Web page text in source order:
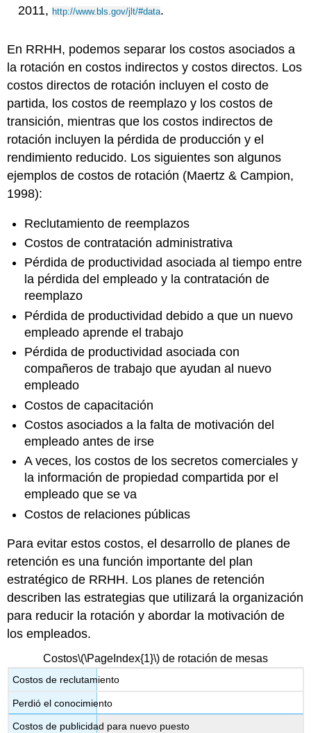
2011, http://www.bls.gov/jlt/#data.
En RRHH, podemos separar los costos asociados a
la rotación en costos indirectos y costos directos. Los
costos directos de rotación incluyen el costo de
partida, los costos de reemplazo y los costos de
transición, mientras que los costos indirectos de
rotación incluyen la pérdida de producción y el
rendimiento reducido. Los siguientes son algunos
ejemplos de costos de rotación (Maertz & Campion,
1998):
Reclutamiento de reemplazos
Costos de contratación administrativa
Pérdida de productividad asociada al tiempo entre
la pérdida del empleado y la contratación de
reemplazo
Pérdida de productividad debido a que un nuevo
empleado aprende el trabajo
Pérdida de productividad asociada con
compañeros de trabajo que ayudan al nuevo
empleado
Costos de capacitación
Costos asociados a la falta de motivación del
empleado antes de irse
A veces, los costos de los secretos comerciales y
la información de propiedad compartida por el
empleado que se va
Costos de relaciones públicas
Para evitar estos costos, el desarrollo de planes de
retención es una función importante del plan
estratégico de RRHH. Los planes de retención
describen las estrategias que utilizará la organización
para reducir la rotación y abordar la motivación de
los empleados.
Costos\(\PageIndex{1}\) de rotación de mesas
Costos de reclutamiento
Perdió el conocimiento
Costos de publicidad para nuevo puesto